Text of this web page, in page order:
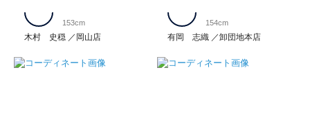
木村 史穏 岡山店
153cm
有岡 志織 卸団地本店
154cm